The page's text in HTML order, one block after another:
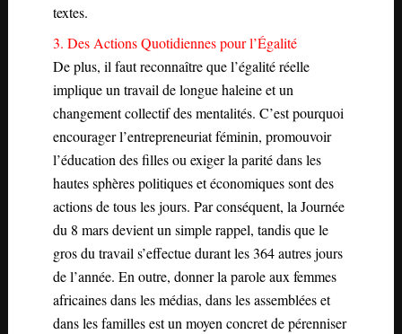
textes.
3. Des Actions Quotidiennes pour l’Égalité
De plus, il faut reconnaître que l’égalité réelle
implique un travail de longue haleine et un
changement collectif des mentalités. C’est pourquoi
encourager l’entrepreneuriat féminin, promouvoir
l’éducation des filles ou exiger la parité dans les
hautes sphères politiques et économiques sont des
actions de tous les jours. Par conséquent, la Journée
du 8 mars devient un simple rappel, tandis que le
gros du travail s’effectue durant les 364 autres jours
de l’année. En outre, donner la parole aux femmes
africaines dans les médias, dans les assemblées et
dans les familles est un moyen concret de pérenniser